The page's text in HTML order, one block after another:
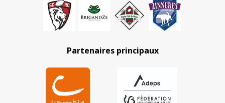
Partenaires principaux